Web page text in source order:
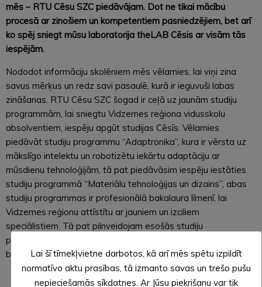
mēs – RTU Cēsu SZC piedāvājam. Dot ne tikai mācību
procesā ar zinošiem un kompetentiem pasniedzējiem, bet arī
ko spēj sniegt mūsu laboratorija theLAB Cēsis ar visām tās
iespējām.
Nododot informāciju skolēniem mēs vēlamies, lai viņi zina
savus mērķus un redz savi pasaulē, kurā ir ieguvuši labas
zināšanas. RTU Cēsu SZC šogad ir ceļā uz jaunām studiju
programmām, lai sniegtu Vidzemes reģiona vidusskolu
absolventiem, iespēju apgūt studijas Cēsīs. Vēlamies
piedāvāt studiju programmu “Adaptronika”, kura ir vērsta uz
mākslīgo intelektu un robotizētu iekārtu adaptāciju ar
mūsdienu tehnoloģijām, tā pat piedāvāsim iespēju iestāties
studiju programmā “Materiālu tehnoloģijas un dizains”, abas
studiju programmas ir profesionālā bakalaura līmenī, lai
Vidzemes reģionu attīstītu ar jauniem un izciliem
speciālistiem. Tā pat pilnveidojam esošās studiju
programmas, kuras ceļam augstākā līmenī no koledžas uz
bakalaura līmeni.
Atvērto durvju dienu ietvaros informēsim arī par
Lai šī tīmekļvietne darbotos, kā arī mēs spētu izpildīt
normatīvo aktu prasības, tā izmanto savas un trešo pušu
nepieciešamās sīkdatnes. Ar Jūsu piekrišanu var tik